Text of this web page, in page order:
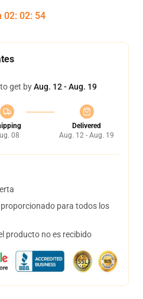
02: 02: 54
get byAug. 12 - Aug. 19
08
Delivered
Aug. 12 - Aug. 19
para todos los
producto no es recibido